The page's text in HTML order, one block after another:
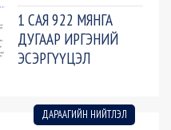
1 САЯ 922 МЯНГА
ДУГААР ИРГЭНИЙ
ЭСЭРГҮҮЦЭЛ
ДАРААГИЙН НИЙТЛЭЛ